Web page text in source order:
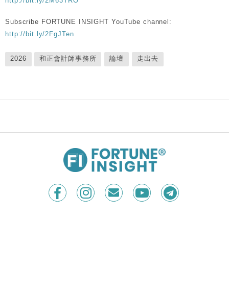
Subscribe FORTUNE INSIGHT YouTube channel:
http://bit.ly/2FgJTen
2026 和正會計師事務所 論壇 走出去